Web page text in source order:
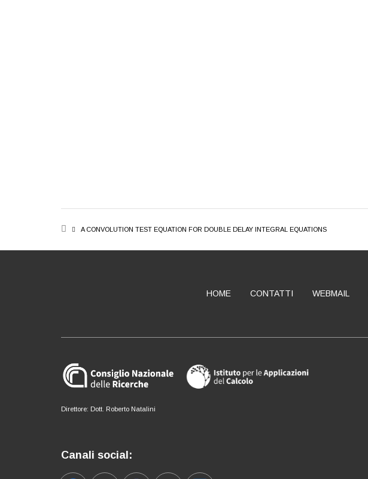
BREADCRUMB
A CONVOLUTION TEST EQUATION FOR DOUBLE DELAY INTEGRAL EQUATIONS
HOME CONTATTI WEBMAIL
Direttore: Dott. Roberto Natalini
Canali social: